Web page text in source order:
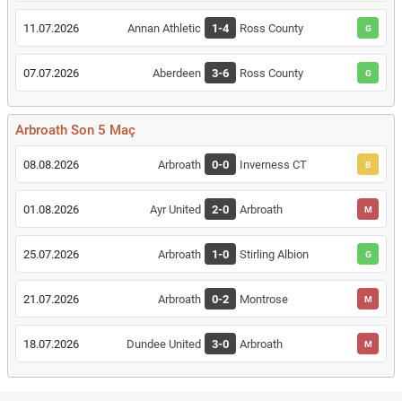
11.07.2026 Annan Athletic 1-4 Ross County G
07.07.2026 Aberdeen 3-6 Ross County G
Arbroath Son 5 Maç
08.08.2026 Arbroath 0-0 Inverness CT B
01.08.2026 Ayr United 2-0 Arbroath M
25.07.2026 Arbroath 1-0 Stirling Albion G
21.07.2026 Arbroath 0-2 Montrose M
18.07.2026 Dundee United 3-0 Arbroath M